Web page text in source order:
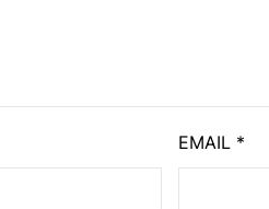
EMAIL *